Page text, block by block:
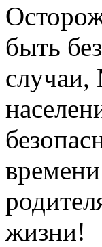
быть
жизни!